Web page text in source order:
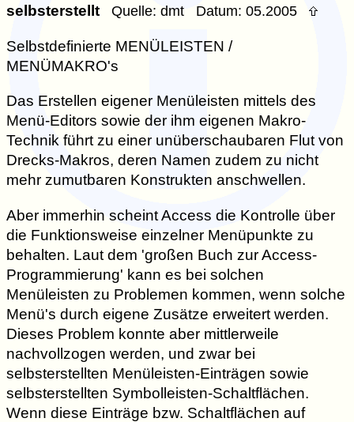
selbsterstellt Quelle: dmt Datum: 05.2005
Selbstdefinierte MENÜLEISTEN /
MENÜMAKRO's
Das Erstellen eigener Menüleisten mittels des
Menü-Editors sowie der ihm eigenen Makro-
Technik führt zu einer unüberschaubaren Flut von
Drecks-Makros, deren Namen zudem zu nicht
mehr zumutbaren Konstrukten anschwellen.
Aber immerhin scheint Access die Kontrolle über
die Funktionsweise einzelner Menüpunkte zu
behalten. Laut dem 'großen Buch zur Access-
Programmierung' kann es bei solchen
Menüleisten zu Problemen kommen, wenn solche
Menü's durch eigene Zusätze erweitert werden.
Dieses Problem konnte aber mittlerweile
nachvollzogen werden, und zwar bei
selbsterstellten Menüleisten-Einträgen sowie
selbsterstellten Symbolleisten-Schaltflächen.
Wenn diese Einträge bzw. Schaltflächen auf